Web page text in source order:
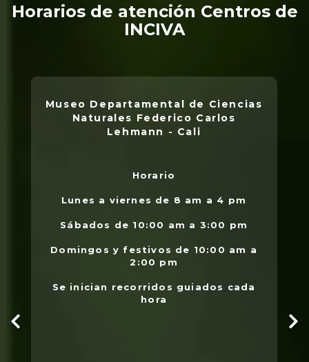
Horarios de atención Centros de
INCIVA
Museo Departamental de Ciencias
Naturales Federico Carlos
Lehmann - Cali
Horario
Lunes a viernes de 8 am a 4 pm
Sábados de 10:00 am a 3:00 pm
Domingos y festivos de 10:00 am a
2:00 pm
Se inician recorridos guiados cada
hora